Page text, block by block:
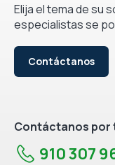
Elija el tema de su
especialistas se
Contáctanos
Contáctanos por
910 307